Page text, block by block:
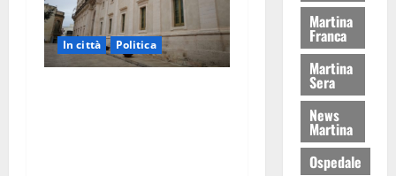
In città Politica
Martina
Franca
Martina
Sera
News
Martina
Ospedale